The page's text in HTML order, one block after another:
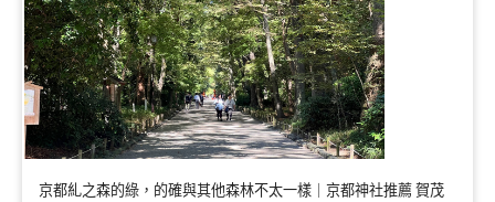
京都糺之森的綠，的確與其他森林不太一樣｜京都神社推薦 賀茂